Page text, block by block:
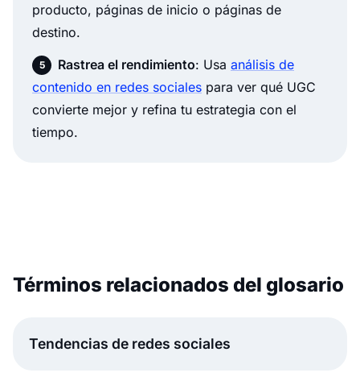
producto, páginas de inicio o páginas de
destino.
Rastrea el rendimiento: Usa análisis de
contenido en redes sociales para ver qué UGC
convierte mejor y refina tu estrategia con el
tiempo.
Términos relacionados del glosario
Tendencias de redes sociales